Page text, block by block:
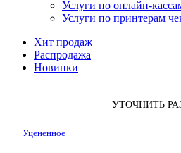
Услуги по онлайн-
Услуги по принтерам
Хит продаж
Распродажа
Новинки
УТОЧНИТЬ
Уцененное